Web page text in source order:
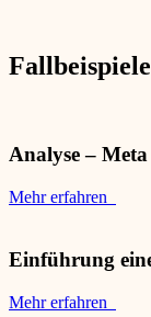
Fallbeispiele
Analyse –
Mehr erfahren
Einführung
Mehr erfahren